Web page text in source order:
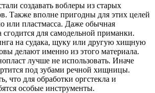
создавать воблеры из старых
Также вполне пригодны для этих целей
или пластмасса. Даже обычная
сгодится для самодельной приманки.
на судака, щуку или другую хищную
делают именно из этого материала.
лучше не использовать. Иначе
под зубами речной хищницы.
что для обработки оргстекла и
особые инструменты.